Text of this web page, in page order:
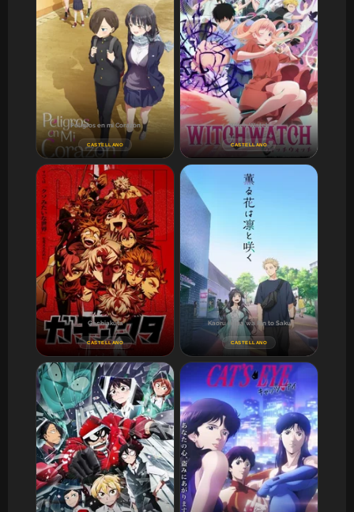
Peligros en mi Corazón
CASTELLANO
Witch Watch
CASTELLANO
Gachiakuta
CASTELLANO
Kaoru Hana wa Rin to Saku
CASTELLANO